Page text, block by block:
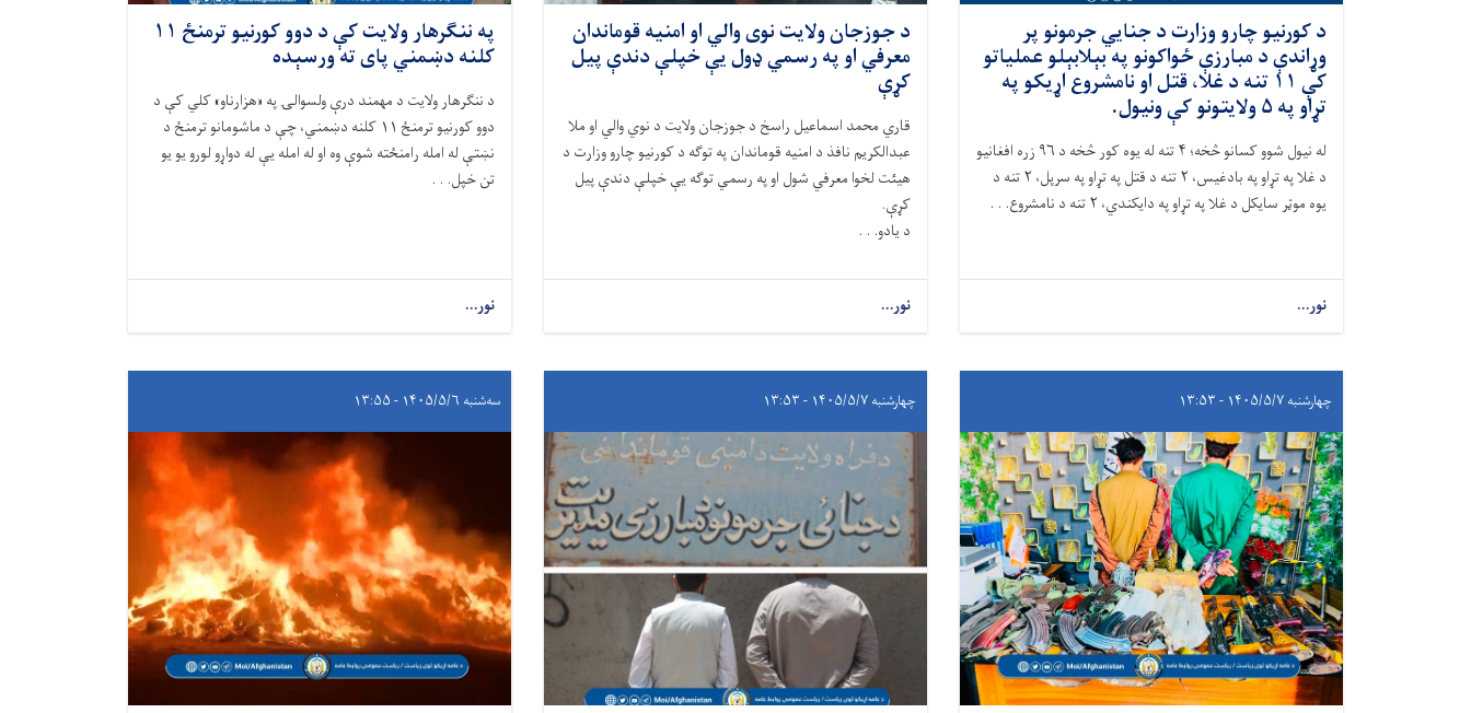
​د کورنیو چارو وزارت د جنایي جرمونو پر
وړاندې د مبارزې ځواکونو په بېلابېلو عملیاتو
کې ۱۱ تنه د غلا، قتل او نامشروع اړیکو په
تړاو په ۵ ولایتونو کې ونیول.
​له نیول شوو کسانو څخه؛ ۴ تنه له یوه کور څخه د ۹۶ زره افغانیو
د غلا په تړاو په بادغیس، ۲ تنه د قتل په تړاو په سرپل، ۲ تنه د
یوه موټر سایکل د غلا په تړاو په دایکندي، ۲ تنه د نامشروع. . .
نور...
د جوزجان ولایت نوی والي او امنیه قوماندان
معرفي او په رسمي ډول یې خپلې دندې پیل
کړې
​قاري محمد اسماعیل راسخ د جوزجان ولایت د نوي والي او ملا
عبدالکریم نافذ د امنیه قوماندان په توګه د کورنیو چارو وزارت د
هیئت لخوا معرفي شول او په رسمي توګه یې خپلې دندې پیل
کړې.
​د یادو. . .
نور...
​په ننګرهار ولایت کې د دوو کورنیو ترمنځ ۱۱
کلنه دښمني پای ته ورسېده
​د ننګرهار ولایت د مهمند درې ولسوالۍ په «هزارناو» کلي کې د
دوو کورنیو ترمنځ ۱۱ کلنه دښمني، چې د ماشومانو ترمنځ د
نښتې له امله رامنځته شوې وه او له امله یې له دواړو لورو یو یو
تن خپل. . .
نور...
چهارشنبه ۱۴۰۵/۵/۷ - ۱۳:۵۳ چهارشنبه ۱۴۰۵/۵/۷ - ۱۳:۵۳ سه‌شنبه ۱۴۰۵/۵/۶ - ۱۳:۵۵